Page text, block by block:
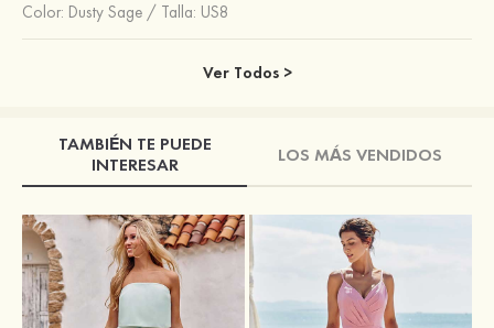
Color: Dusty Sage / Talla: US8
Ver Todos >
TAMBIÉN TE PUEDE
INTERESAR
LOS MÁS VENDIDOS